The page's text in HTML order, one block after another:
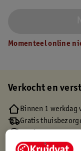
Momenteel online
Verkocht en
Binnen 1 werkdag
Gratis
Gratis punten met